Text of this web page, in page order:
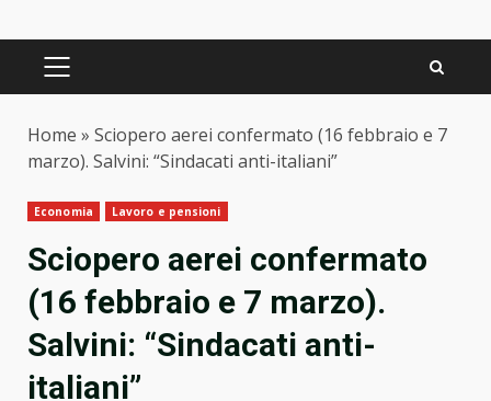
PRIMARY
Home » Sciopero aerei confermato (16 febbraio e 7
marzo). Salvini: “Sindacati anti-italiani”
Economia Lavoro e pensioni
Sciopero aerei confermato
(16 febbraio e 7 marzo).
Salvini: “Sindacati anti-
italiani”